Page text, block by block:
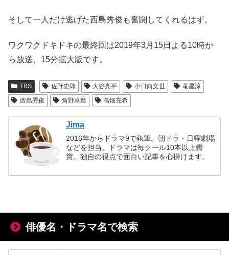
そして一人だけ逃げた西島秀俊も奮闘してくれるはず。
ワクワクドキドキの最終回は2019年3月15日よる10時か
ら放送、15分拡大版です。
TBS 佐野史郎 大谷亮平 小日向文世
竜星涼
西島秀俊
角野卓造 高畑充希
Jima
2016年からドラマ9で執筆。朝ドラ・日曜劇場
などを担当。ドラマは毎クール10本以上鑑
賞。独自の視点で面白い記事を心掛けます。
俳優名・ドラマ名で検索